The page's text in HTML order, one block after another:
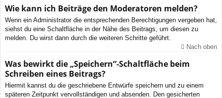
Wie kann ich Beiträge den Moderatoren melden?
Wenn ein Administrator die entsprechenden Berechtigungen vergeben hat,
siehst du eine Schaltfläche in der Nähe des Beitrags, um diesen zu
melden. Du wirst dann durch die weiteren Schritte geführt.
Nach oben
Was bewirkt die „Speichern“-Schaltfläche beim
Schreiben eines Beitrags?
Hiermit kannst du die geschriebene Entwürfe speichern und zu einem
späteren Zeitpunkt vervollständigen und absenden. Den gesicherten